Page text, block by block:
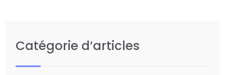
Catégorie d’articles